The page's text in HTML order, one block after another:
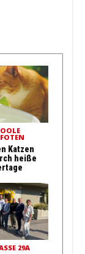
Katzen
heiße
29A